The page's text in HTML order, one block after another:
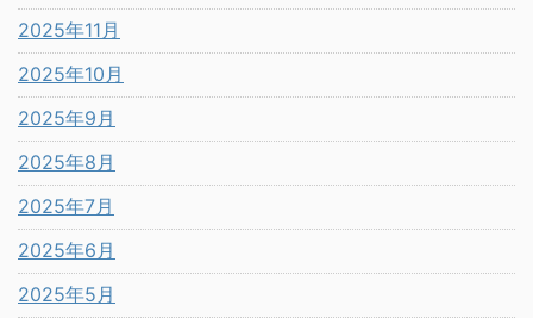
2025年11月
2025年10月
2025年9月
2025年8月
2025年7月
2025年6月
2025年5月